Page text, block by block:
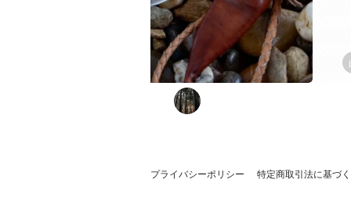
プライバシーポリシー 特定商取引法に基づ